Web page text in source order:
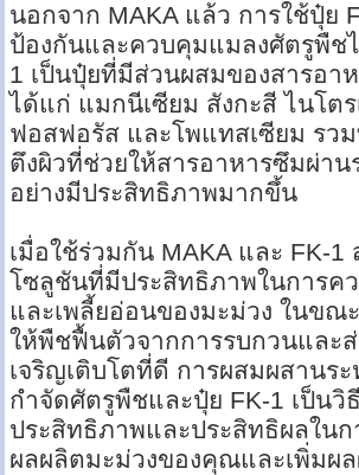
นอกจาก MAKA แล้ว การใช้ปุ๋ย
ป้องกันและควบคุมแมลงศัตรูพืช
1 เป็นปุ๋ยที่มีส่วนผสมของสารอา
ได้แก่ แมกนีเซียม สังกะสี ไนโตร
ฟอสฟอรัส และโพแทสเซียม รว
ตึงผิวที่ช่วยให้สารอาหารซึมผ่าน
อย่างมีประสิทธิภาพมากขึ้น
เมื่อใช้ร่วมกัน MAKA และ FK-1
โซลูชันที่มีประสิทธิภาพในการค
และเพลี้ยอ่อนของมะม่วง ในขณ
ให้พืชฟื้นตัวจากการรบกวนและส่
เจริญเติบโตที่ดี การผสมผสานระ
กำจัดศัตรูพืชและปุ๋ย FK-1 เป็นวิ
ประสิทธิภาพและประสิทธิผลในก
ผลผลิตมะม่วงของคุณและเพิ่มผ